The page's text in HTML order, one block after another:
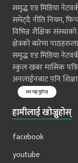
समृद्ध एड मिडिया
समेट्दै नीति नियम,
विभिन्न शैक्षिक
क्षेत्रको बारेमा
समृद्ध एड मिडिया
स्कुल खबर मासिक
अनलाईनबाट पनि
थप पढ्नुहोस्
हामीलाई खोज्नुहोस्
facebook
youtube